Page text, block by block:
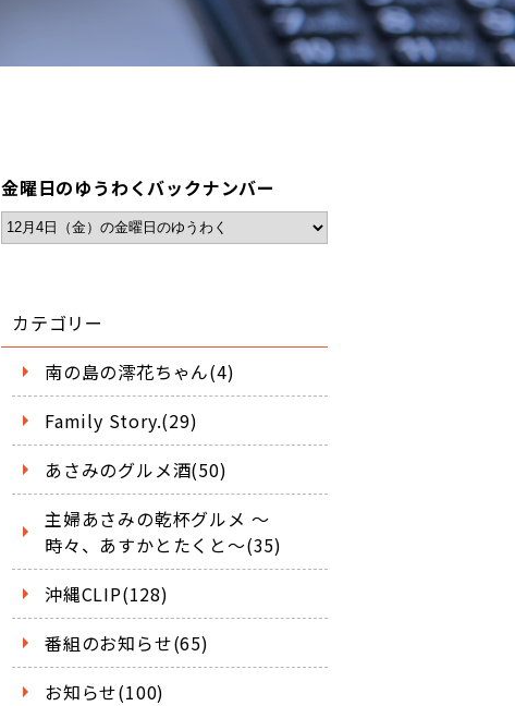
金曜日のゆうわくバックナンバー
カテゴリー
南の島の澪花ちゃん(4)
Family Story.(29)
あさみのグルメ酒(50)
主婦あさみの乾杯グルメ ～
時々、あすかとたくと～(35)
沖縄CLIP(128)
番組のお知らせ(65)
お知らせ(100)